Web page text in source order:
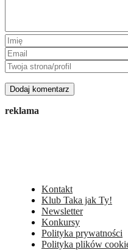
reklama
Kontakt
Klub Taka jak Ty!
Newsletter
Konkursy
Polityka prywatności
Polityka plików